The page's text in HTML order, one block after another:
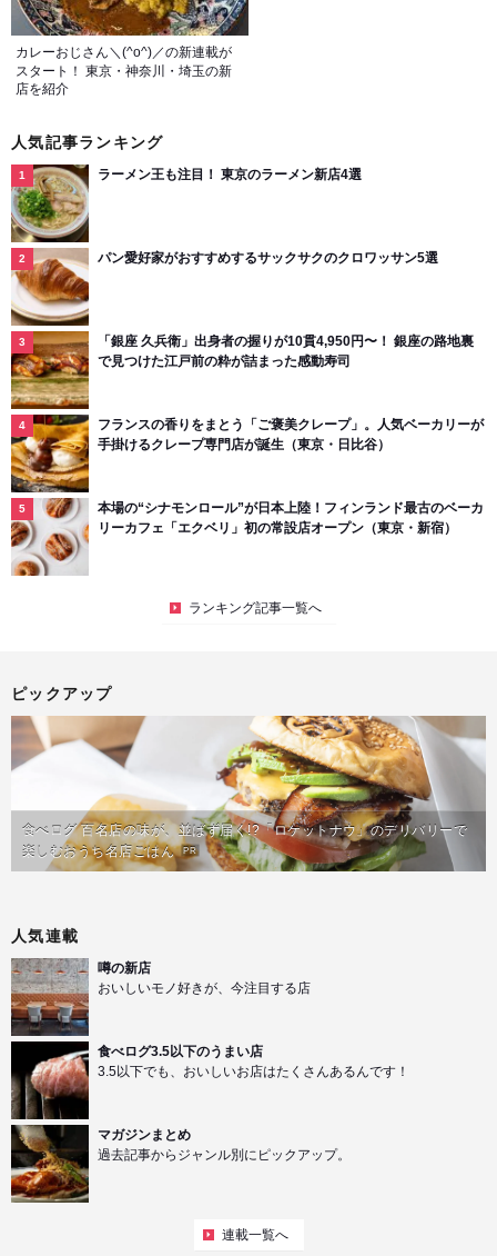
カレーおじさん＼(^o^)／の新連載が
スタート！ 東京・神奈川・埼玉の新
店を紹介
人気記事ランキング
ラーメン王も注目！ 東京のラーメン新店4選
パン愛好家がおすすめするサックサクのクロワッサン5選
「銀座 久兵衛」出身者の握りが10貫4,950円〜！ 銀座の路地裏
で見つけた江戸前の粋が詰まった感動寿司
フランスの香りをまとう「ご褒美クレープ」。人気ベーカリーが
手掛けるクレープ専門店が誕生（東京・日比谷）
本場の“シナモンロール”が日本上陸！フィンランド最古のベーカ
リーカフェ「エクベリ」初の常設店オープン（東京・新宿）
ランキング記事一覧へ
ピックアップ
食べログ 百名店の味が、並ばず届く!?「ロケットナウ」のデリバリーで
楽しむおうち名店ごはん PR
人気連載
噂の新店
おいしいモノ好きが、今注目する店
食べログ3.5以下のうまい店
3.5以下でも、おいしいお店はたくさんあるんです！
マガジンまとめ
過去記事からジャンル別にピックアップ。
連載一覧へ